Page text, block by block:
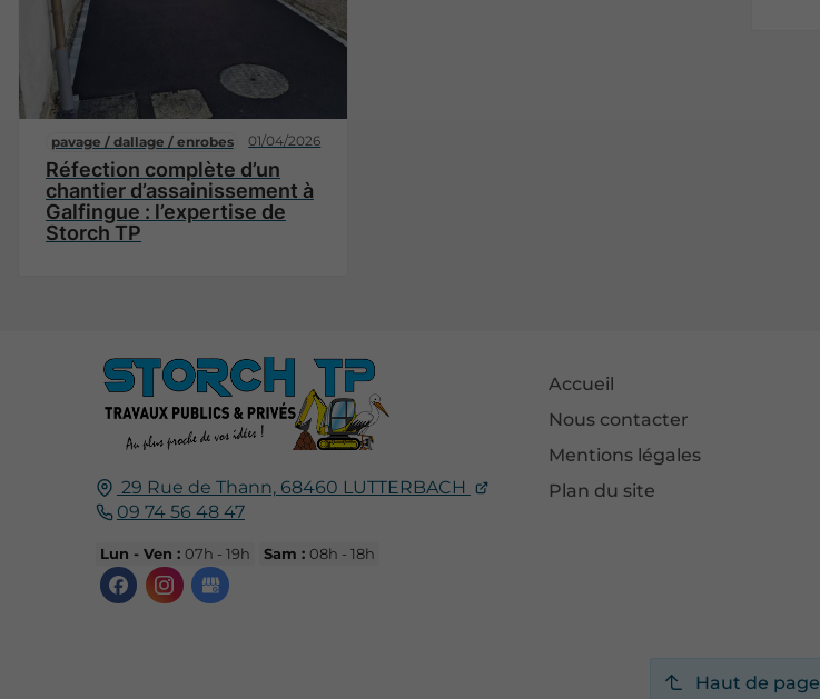
pavage / dallage / enrobes 01/04/2026
Réfection complète d’un
chantier d’assainissement à
Galfingue : l’expertise de
Storch TP
29 Rue de Thann, 68460 LUTTERBACH
09 74 56 48 47
Lun - Ven : 07h - 19h Sam : 08h - 18h
Accueil
Nous contacter
Mentions légales
Plan du site
Haut de page